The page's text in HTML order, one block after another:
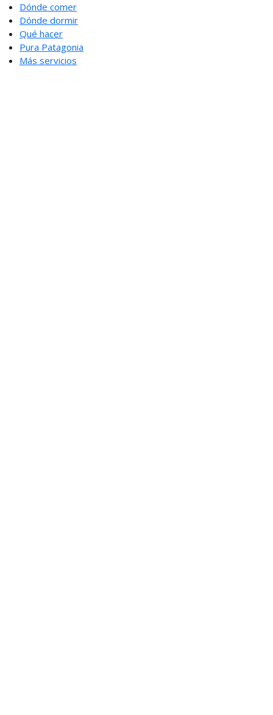
Dónde comer
Dónde dormir
Qué hacer
Pura Patagonia
Más servicios